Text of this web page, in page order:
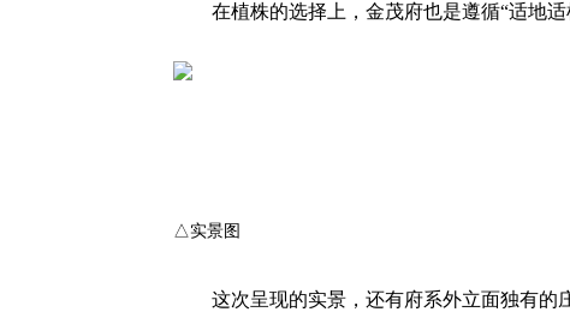
在植株的选择上，金茂府也是遵循“适地
△实景图
这次呈现的实景，还有府系外立面独有的